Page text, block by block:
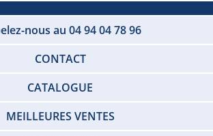
nous au 04 94 04 78 96
CONTACT
CATALOGUE
MEILLEURES VENTES